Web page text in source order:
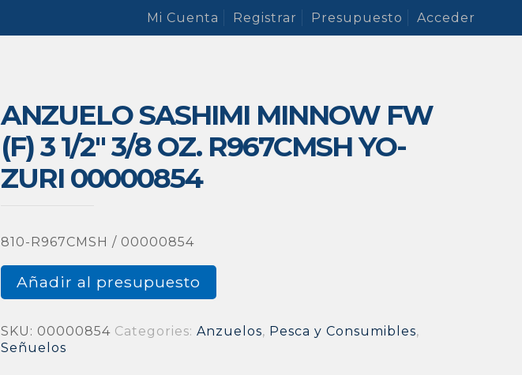
Mi Cuenta Registrar Presupuesto Acceder
ANZUELO SASHIMI MINNOW FW
(F) 3 1/2″ 3/8 OZ. R967CMSH YO-
ZURI 00000854
810-R967CMSH / 00000854
Añadir al presupuesto
SKU: 00000854 Categories:Anzuelos, Pesca y Consumibles,
Señuelos